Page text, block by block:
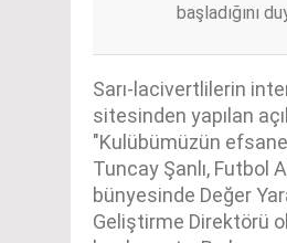
başladığını
Sarı-lacivertlilerin
sitesinden yapılan
"Kulübümüzün
Tuncay Şanlı, Futbol
bünyesinde Değer
Geliştirme Direktörü